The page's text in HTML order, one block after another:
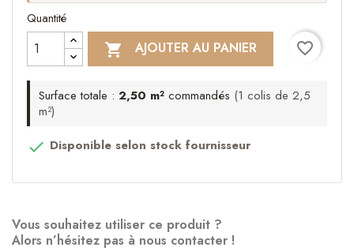
Quantité
 AJOUTER AU PANIER favorite_border
Surface totale : 2,50 m²commandés (1 colis de 2,5
m²)
 Disponible selon stock fournisseur
Vous souhaitez utiliser ce produit ?
Alors n’hésitez pas à nous contacter !